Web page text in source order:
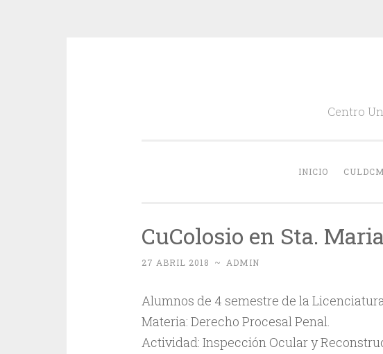
Centro
INICIO CULDCM
CuColosio en Sta.
27 ABRIL 2018 ~ ADMIN
Alumnos de 4 semestre de la
Materia: Derecho Procesal Penal.
Actividad: Inspección Ocular y